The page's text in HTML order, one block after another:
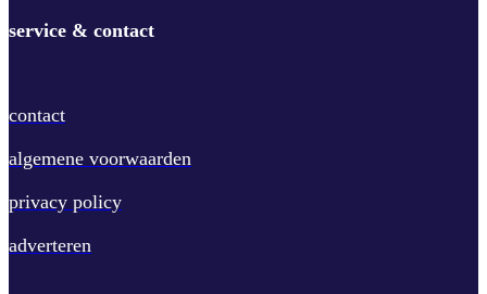
service & contact
contact
algemene voorwaarden
privacy policy
adverteren